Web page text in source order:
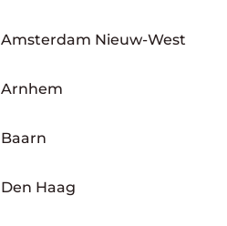
Amsterdam Nieuw-West
Arnhem
Baarn
Den Haag